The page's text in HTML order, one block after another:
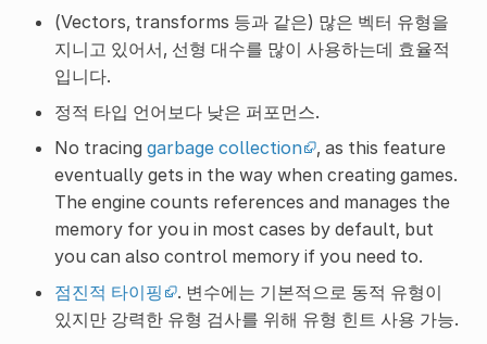
(Vectors, transforms 등과 같은) 많은 벡터 유형을
지니고 있어서, 선형 대수를 많이 사용하는데 효율적
입니다.
정적 타입 언어보다 낮은 퍼포먼스.
No tracing garbage collection
, as this feature
eventually gets in the way when creating games.
The engine counts references and manages the
memory for you in most cases by default, but
you can also control memory if you need to.
점진적 타이핑
. 변수에는 기본적으로 동적 유형이
있지만 강력한 유형 검사를 위해 유형 힌트 사용 가능.